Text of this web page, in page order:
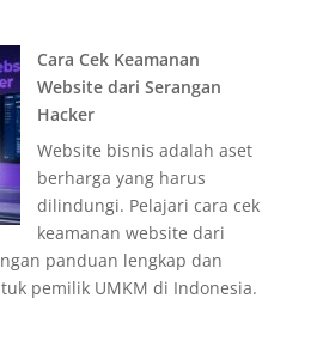
Cara Cek Keamanan
Website dari Serangan
Hacker
Website bisnis adalah aset
berharga yang harus
dilindungi. Pelajari cara cek
keamanan website dari
panduan lengkap dan
pemilik UMKM di Indonesia.